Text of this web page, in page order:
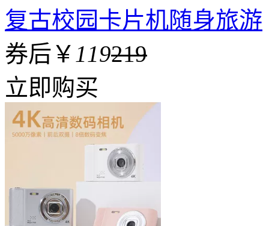
复古校园卡片机随身旅游
券后￥ 119219
立即购买